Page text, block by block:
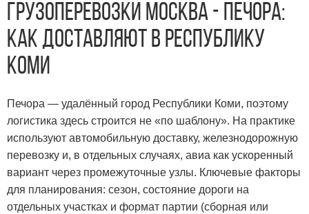
Грузоперевозки Москва - Печора:
как доставляют в Республику
Коми
Печора — удалённый город Республики Коми, поэтому
логистика здесь строится не «по шаблону». На практике
используют автомобильную доставку, железнодорожную
перевозку и, в отдельных случаях, авиа как ускоренный
вариант через промежуточные узлы. Ключевые факторы
для планирования: сезон, состояние дороги на
отдельных участках и формат партии (сборная или